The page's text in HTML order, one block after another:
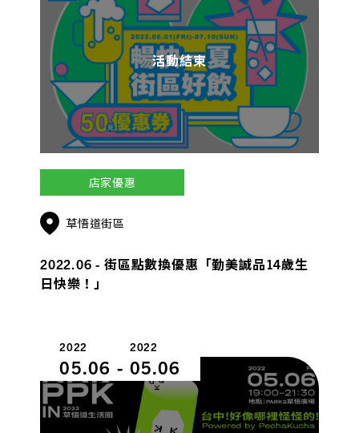
活動結束
店家優惠
草悟道街區
2022.06 - 街區點數換優惠「勤美誠品14歲生
日快樂！」
2022
05.06 -
2022
05.06